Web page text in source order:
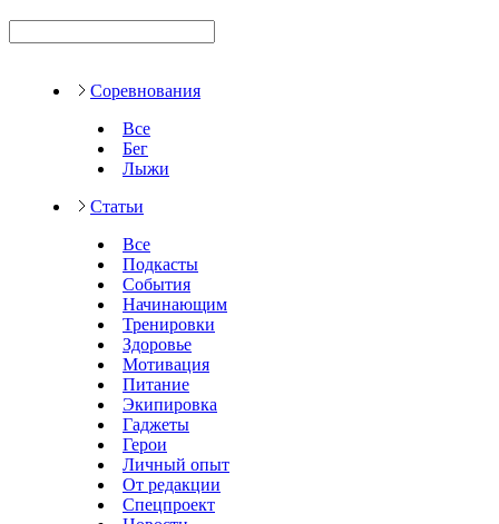
Соревнования
Все
Бег
Лыжи
Статьи
Все
Подкасты
События
Начинающим
Тренировки
Здоровье
Мотивация
Питание
Экипировка
Гаджеты
Герои
Личный опыт
От редакции
Спецпроект